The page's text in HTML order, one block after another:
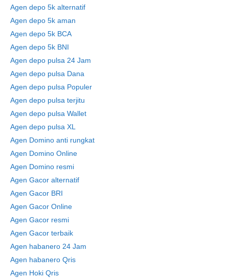
Agen depo 5k alternatif
Agen depo 5k aman
Agen depo 5k BCA
Agen depo 5k BNI
Agen depo pulsa 24 Jam
Agen depo pulsa Dana
Agen depo pulsa Populer
Agen depo pulsa terjitu
Agen depo pulsa Wallet
Agen depo pulsa XL
Agen Domino anti rungkat
Agen Domino Online
Agen Domino resmi
Agen Gacor alternatif
Agen Gacor BRI
Agen Gacor Online
Agen Gacor resmi
Agen Gacor terbaik
Agen habanero 24 Jam
Agen habanero Qris
Agen Hoki Qris